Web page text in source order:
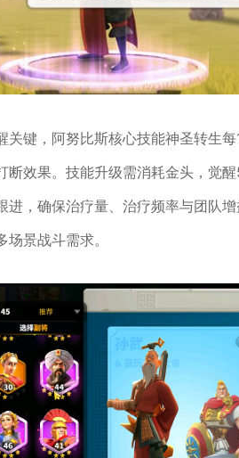
关键，阿努比斯核心技能神圣转生
断效果。技能升级需消耗金头，觉
进，确保治疗量、治疗频率与团队
景战斗需求。